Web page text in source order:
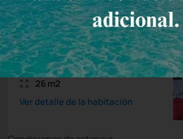
Seleccionar
Habitacion Doble Deluxe
4 Personas
26 m2
Ver detalle de la habitación